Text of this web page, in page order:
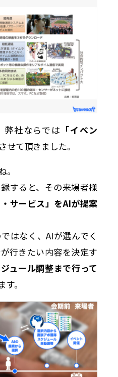
弊社ならでは 「イベン
せて頂きました。
すると、その来場者様
・サービス」をAIが提案
はなく、AIが選んでく
行きたい内容を決定す
ュール調整まで行って
。